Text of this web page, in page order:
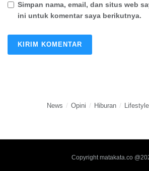
Simpan nama, email, dan situs web
ini untuk komentar saya berikutnya.
News Opini Hiburan Lifestyle
Copyright matakata.co